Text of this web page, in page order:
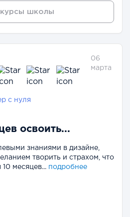
курсы школы
06
марта
с нуля
освоить...
знаниями в дизайне,
творить и страхом, что
месяцев... подробнее